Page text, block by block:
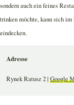
sondern auch ein feines
trinken möchte, kann sich
eindecken.
Adresse
Rynek Ratusz 2 | Google